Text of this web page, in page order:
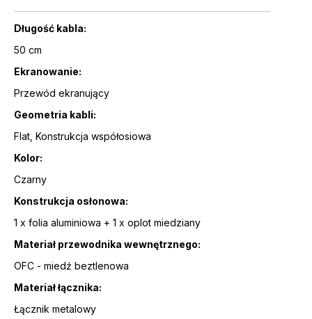
Długość kabla:
50 cm
Ekranowanie:
Przewód ekranujący
Geometria kabli:
Flat, Konstrukcja współosiowa
Kolor:
Czarny
Konstrukcja osłonowa:
1 x folia aluminiowa + 1 x oplot miedziany
Materiał przewodnika wewnętrznego:
OFC - miedź beztlenowa
Materiał łącznika:
Łącznik metalowy